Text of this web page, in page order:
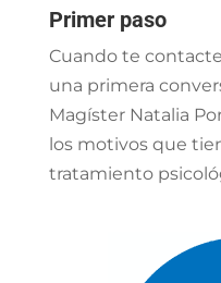
Primer paso
Cuando te
una primera
Magíster Natalia
los motivos que
tratamiento